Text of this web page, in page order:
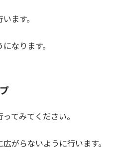
ます。
なります。
てみてください。
がらないように行います。